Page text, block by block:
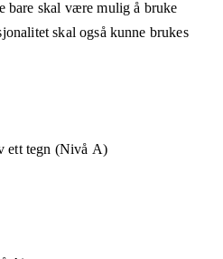
bare skal være mulig å bruke
skal også kunne brukes
ett tegn (Nivå A)